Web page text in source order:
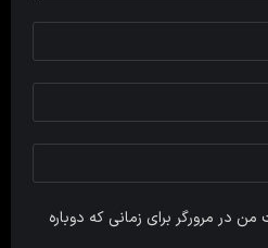
در مرورگر برای زمانی که دوباره